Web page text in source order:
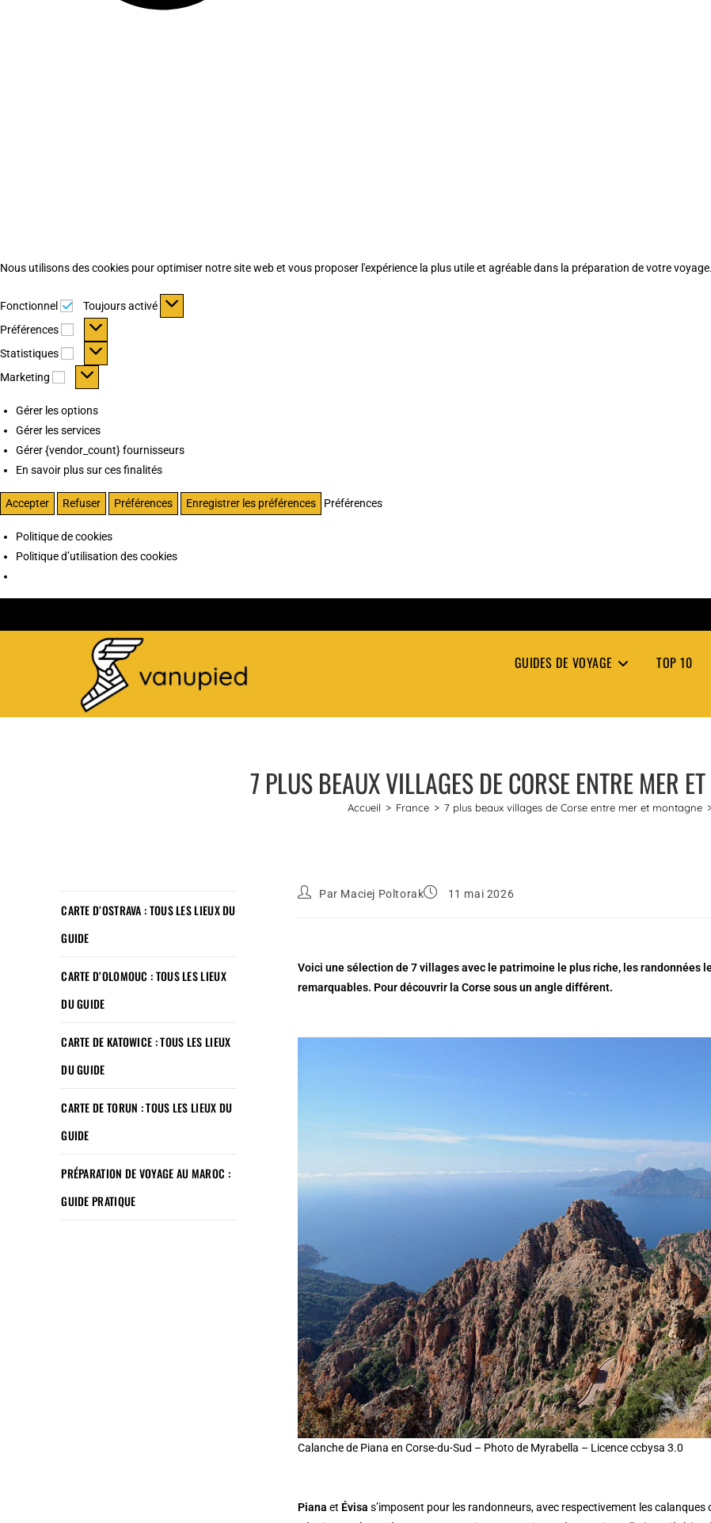
Nous utilisons des cookies pour optimiser notre site web et vous proposer l'expérience la plus utile et agréable dans la préparation de votre voyage.
Fonctionnel Fonctionnel
Toujours activé
Préférences
Préférences
Statistiques Statistiques
Marketing Marketing
Gérer les options
Gérer les services
Gérer {vendor_count} fournisseurs
En savoir plus sur ces finalités
Accepter Refuser Préférences Enregistrer les préférences Préférences
Politique de cookies
Politique d’utilisation des cookies
GUIDES DE VOYAGE TOP 10
7 PLUS BEAUX VILLAGES DE CORSE ENTRE MER
Accueil > France > 7 plus beaux villages de Corse entre mer et montagne
CARTE D’OSTRAVA : TOUS LES LIEUX DU
GUIDE
CARTE D’OLOMOUC : TOUS LES LIEUX
DU GUIDE
CARTE DE KATOWICE : TOUS LES LIEUX
DU GUIDE
CARTE DE TORUN : TOUS LES LIEUX DU
GUIDE
PRÉPARATION DE VOYAGE AU MAROC :
GUIDE PRATIQUE
Par Maciej Poltorak 11 mai 2026
Voici une sélection de 7 villages avec le patrimoine le plus riche, les randonnées
remarquables. Pour découvrir la Corse sous un angle différent.
Calanche de Piana en Corse-du-Sud – Photo de Myrabella – Licence ccbysa 3.0
Piana et Évisa s’imposent pour les randonneurs, avec respectivement les